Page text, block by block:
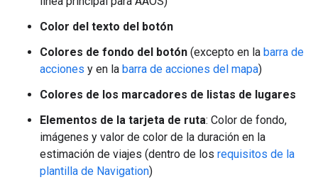
Color del texto del botón
Colores de fondo del botón (excepto en la barra de
acciones y en la barra de acciones del mapa)
Colores de los marcadores de listas de lugares
Elementos de la tarjeta de ruta: Color de fondo,
imágenes y valor de color de la duración en la
estimación de viajes (dentro de los requisitos de la
plantilla de Navigation)